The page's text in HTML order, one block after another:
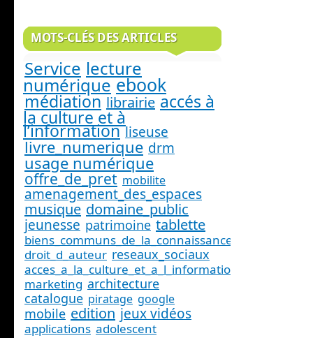
MOTS-CLÉS DES ARTICLES
Service lecture
numérique ebook
médiation librairie accés à
la culture et à
l’information liseuse
livre_numerique drm
usage numérique
offre_de_pret mobilite
amenagement_des_espaces
musique domaine_public
jeunesse patrimoine tablette
biens_communs_de_la_connaissance
droit_d_auteur reseaux_sociaux
acces_a_la_culture_et_a_l_information_
marketing architecture
catalogue piratage google
mobile edition jeux vidéos
applications adolescent